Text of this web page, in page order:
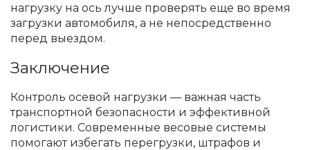
нагрузку на ось лучше проверять еще во время
загрузки автомобиля, а не непосредственно
перед выездом.
Заключение
Контроль осевой нагрузки — важная часть
транспортной безопасности и эффективной
логистики. Современные весовые системы
помогают избегать перегрузки, штрафов и